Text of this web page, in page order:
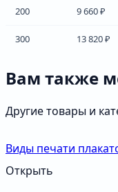
200 9 660 ₽
300 13 820 ₽
Вам также
Другие товары и
Виды печати
Открыть